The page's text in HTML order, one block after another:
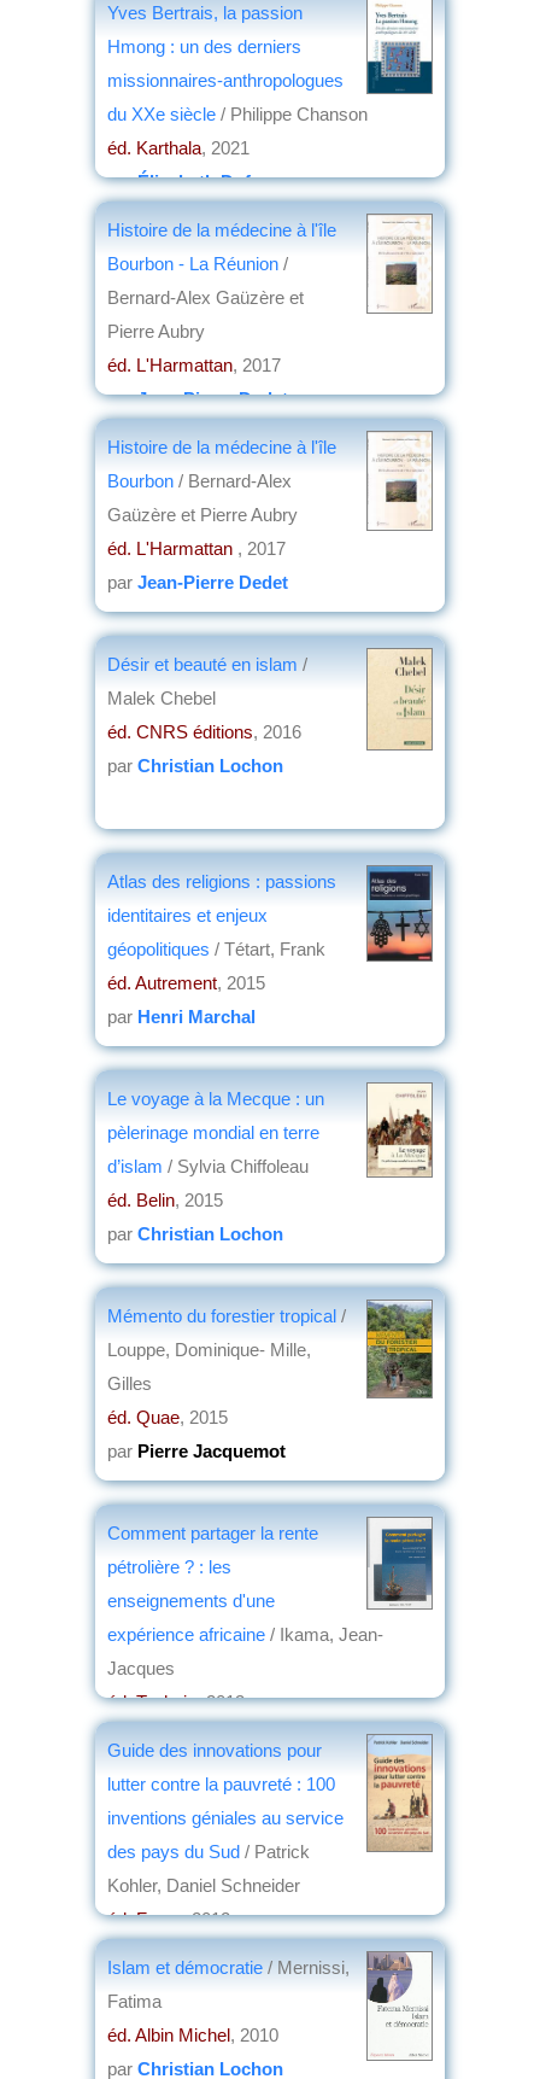
Yves Bertrais, la passion
Hmong : un des derniers
missionnaires-anthropologues
du XXe siècle / Philippe Chanson
éd. Karthala, 2021
parÉlisabeth Dufourcq
Histoire de la médecine à l'île
Bourbon - La Réunion /
Bernard-Alex Gaüzère et
Pierre Aubry
éd. L'Harmattan, 2017
parJean-Pierre Dedet
Histoire de la médecine à l'île
Bourbon / Bernard-Alex
Gaüzère et Pierre Aubry
éd. L'Harmattan , 2017
par Jean-Pierre Dedet
Désir et beauté en islam /
Malek Chebel
éd. CNRS éditions, 2016
par Christian Lochon
Atlas des religions : passions
identitaires et enjeux
géopolitiques / Tétart, Frank
éd. Autrement, 2015
par Henri Marchal
Le voyage à la Mecque : un
pèlerinage mondial en terre
d’islam / Sylvia Chiffoleau
éd. Belin, 2015
par Christian Lochon
Mémento du forestier tropical /
Louppe, Dominique- Mille,
Gilles
éd. Quae, 2015
par Pierre Jacquemot
Comment partager la rente
pétrolière ? : les
enseignements d'une
expérience africaine / Ikama, Jean-
Jacques
éd. Technip, 2013
Hubert Loiseleur des Longchamps
Guide des innovations pour
lutter contre la pauvreté : 100
inventions géniales au service
des pays du Sud / Patrick
Kohler, Daniel Schneider
éd. Favre, 2012
Islam et démocratie / Mernissi,
Fatima
éd. Albin Michel, 2010
par Christian Lochon